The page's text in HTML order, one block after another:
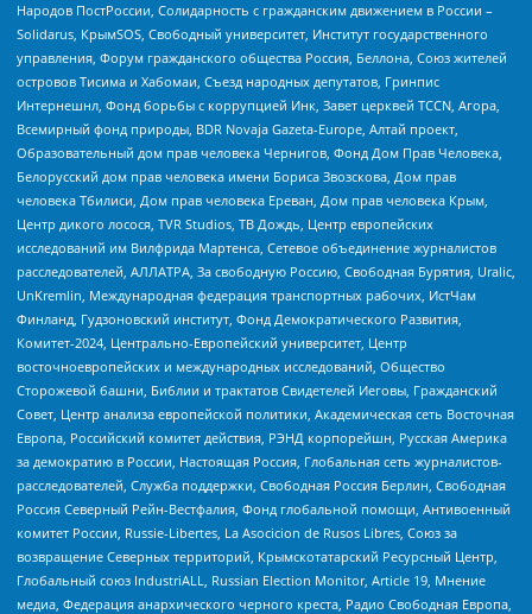
Народов ПостРоссии, Солидарность с гражданским движением в России –
Solidarus, КрымSOS, Свободный университет, Институт государственного
управления, Форум гражданского общества Россия, Беллона, Союз жителей
островов Тисима и Хабомаи, Съезд народных депутатов, Гринпис
Интернешнл, Фонд борьбы с коррупцией Инк, Завет церквей TCCN, Агора,
Всемирный фонд природы, BDR Novaja Gazeta-Europe, Алтай проект,
Образовательный дом прав человека Чернигов, Фонд Дом Прав Человека,
Белорусский дом прав человека имени Бориса Звозскова, Дом прав
человека Тбилиси, Дом прав человека Ереван, Дом прав человека Крым,
Центр дикого лосося, TVR Studios, ТВ Дождь, Центр европейских
исследований им Вилфрида Мартенса, Сетевое объединение журналистов
расследователей, АЛЛАТРА, За свободную Россию, Свободная Бурятия, Uralic,
UnKremlin, Международная федерация транспортных рабочих, ИстЧам
Финланд, Гудзоновский институт, Фонд Демократического Развития,
Комитет-2024, Центрально-Европейский университет, Центр
восточноевропейских и международных исследований, Общество
Сторожевой башни, Библии и трактатов Свидетелей Иеговы, Гражданский
Совет, Центр анализа европейской политики, Академическая сеть Восточная
Европа, Российский комитет действия, РЭНД корпорейшн, Русская Америка
за демократию в России, Настоящая Россия, Глобальная сеть журналистов-
расследователей, Служба поддержки, Свободная Россия Берлин, Свободная
Россия Северный Рейн-Вестфалия, Фонд глобальной помощи, Антивоенный
комитет России, Russie-Libertes, La Asocicion de Rusos Libres, Союз за
возвращение Северных территорий, Крымскотатарский Ресурсный Центр,
Глобальный союз IndustriALL, Russian Election Monitor, Article 19, Мнение
медиа, Федерация анархического черного креста, Радио Свободная Европа,